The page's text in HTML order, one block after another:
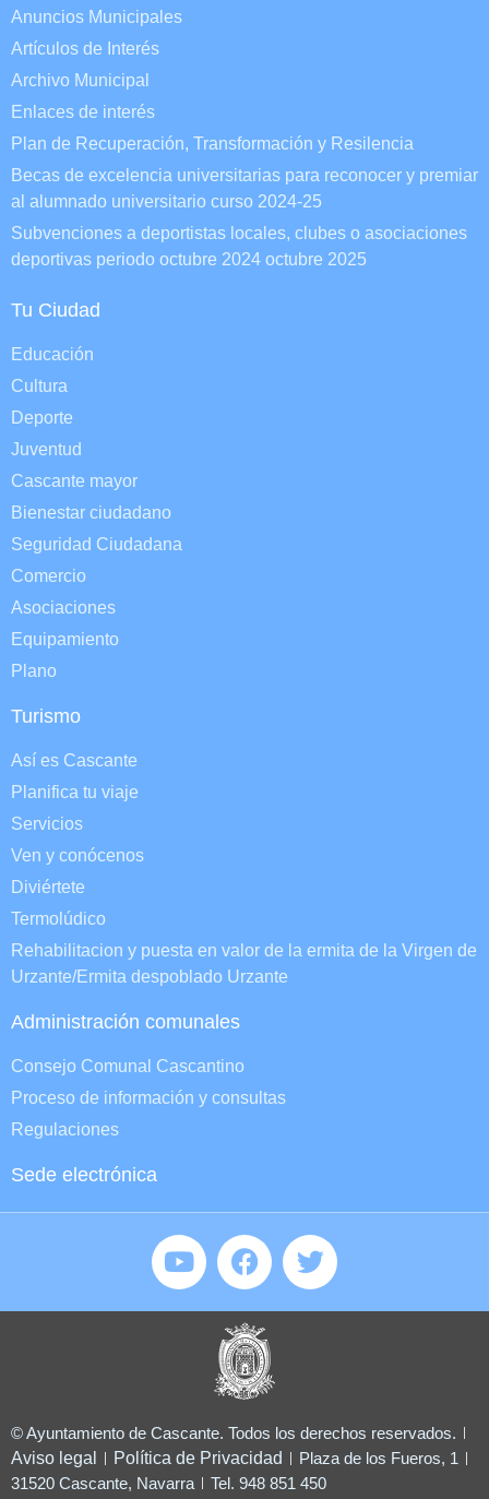
Anuncios Municipales
Artículos de Interés
Archivo Municipal
Enlaces de interés
Plan de Recuperación, Transformación y Resilencia
Becas de excelencia universitarias para reconocer y premiar
al alumnado universitario curso 2024-25
Subvenciones a deportistas locales, clubes o asociaciones
deportivas periodo octubre 2024 octubre 2025
Tu Ciudad
Educación
Cultura
Deporte
Juventud
Cascante mayor
Bienestar ciudadano
Seguridad Ciudadana
Comercio
Asociaciones
Equipamiento
Plano
Turismo
Así es Cascante
Planifica tu viaje
Servicios
Ven y conócenos
Diviértete
Termolúdico
Rehabilitacion y puesta en valor de la ermita de la Virgen de
Urzante/Ermita despoblado Urzante
Administración comunales
Consejo Comunal Cascantino
Proceso de información y consultas
Regulaciones
Sede electrónica
© Ayuntamiento de Cascante. Todos los derechos reservados.
Aviso legal
Política de Privacidad
Plaza de los Fueros, 1
31520 Cascante, Navarra
Tel. 948 851 450